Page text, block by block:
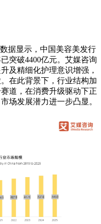
据显示，中国美容美发行
突破4400亿元。艾媒咨询
及精细化护理意识增强，
在此背景下，行业结构加
道，在消费升级驱动下正
场发展潜力进一步凸显。